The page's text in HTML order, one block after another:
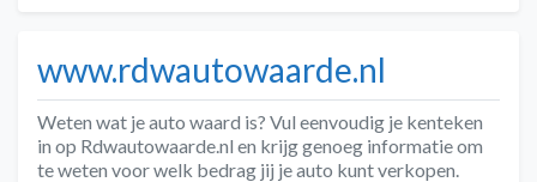
www.rdwautowaarde.nl
Weten wat je auto waard is? Vul eenvoudig je kenteken
in op Rdwautowaarde.nl en krijg genoeg informatie om
te weten voor welk bedrag jij je auto kunt verkopen.